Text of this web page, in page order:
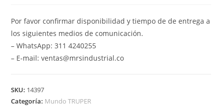
Por favor confirmar disponibilidad y tiempo de de entrega a
los siguientes medios de comunicación.
– WhatsApp: 311 4240255
– E-mail: ventas@mrsindustrial.co
SKU: 14397
Categoría: Mundo TRUPER